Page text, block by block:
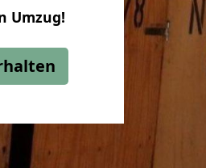
Umzug!